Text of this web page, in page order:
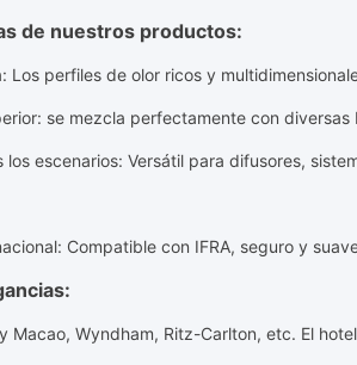
de nuestros productos:
: Los perfiles de olor ricos y
: se mezcla perfectamente con
los escenarios: Versátil para difusores,
: Compatible con IFRA, seguro y
Macao, Wyndham, Ritz-Carlton, etc. El